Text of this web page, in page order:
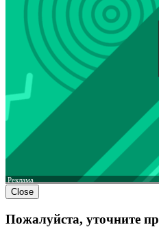
Реклама
Close
Пожалуйста, уточните